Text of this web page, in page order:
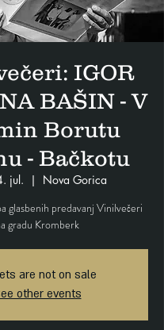
IGOR
BAŠIN - V
Borutu
- Bačkotu
jul.
  |
Nova Gorica
glasbenih predavanj Vinilvečeri
gradu Kromberk
are not on sale
other events